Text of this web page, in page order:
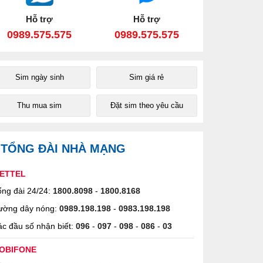
Hỗ trợ
0989.575.575
Hỗ trợ
0989.575.575
Sim ngày sinh Sim giá rẻ
Thu mua sim Đặt sim theo yêu cầu
TỔNG ĐÀI NHÀ MẠNG
đài 24/24: 1800.8098 - 1800.8168
dây nóng: 0989.198.198 - 0983.198.198
đầu số nhận biết: 096 - 097 - 098 - 086 - 03